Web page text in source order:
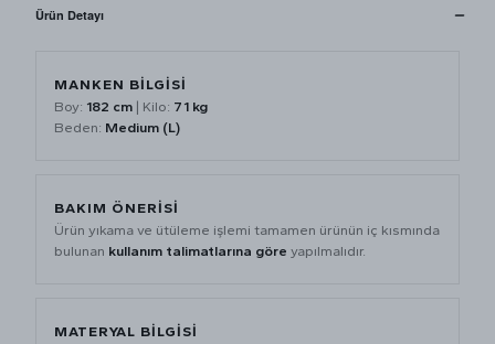
Ürün Detayı
MANKEN BİLGİSİ
Boy: 182 cm | Kilo: 71 kg
Beden: Medium (L)
BAKIM ÖNERİSİ
Ürün yıkama ve ütüleme işlemi tamamen ürünün iç kısmında
bulunan kullanım talimatlarına göre yapılmalıdır.
MATERYAL BİLGİSİ